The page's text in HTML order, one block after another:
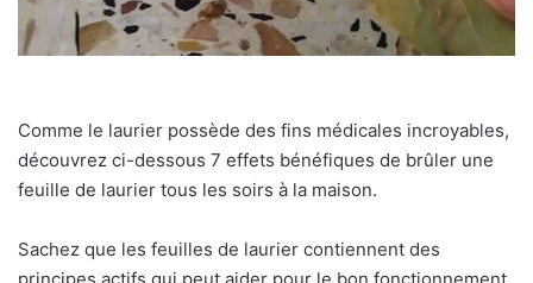
Comme le laurier possède des fins médicales incroyables,
découvrez ci-dessous 7 effets bénéfiques de brûler une
feuille de laurier tous les soirs à la maison.
Sachez que les feuilles de laurier contiennent des
principes actifs qui peut aider pour le bon fonctionnement